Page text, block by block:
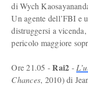
di Wych
Un agente dell’FBI e
distruggersi a
pericolo maggiore
Ore 21.05 -Rai2 -
Chances, 2010) di